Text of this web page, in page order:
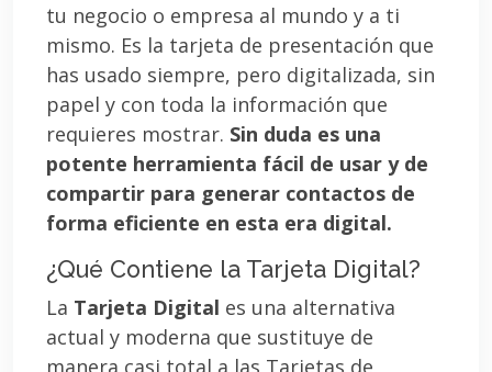
tu negocio o empresa al mundo y a ti
mismo. Es la tarjeta de presentación que
has usado siempre, pero digitalizada, sin
papel y con toda la información que
requieres mostrar. Sin duda es una
potente herramienta fácil de usar y de
compartir para generar contactos de
forma eficiente en esta era digital.
¿Qué Contiene la Tarjeta Digital?
La Tarjeta Digital es una alternativa
actual y moderna que sustituye de
manera casi total a las Tarjetas de